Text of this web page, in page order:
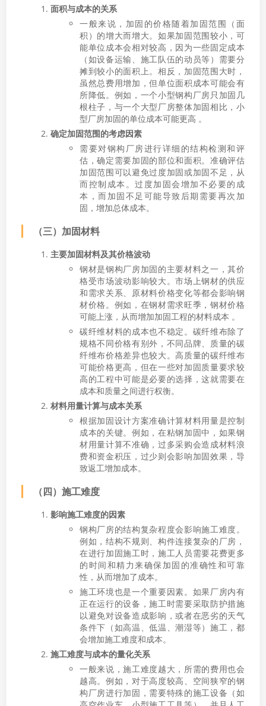
面积与成本的关系
一般来说，加固的价格随着加固范围（面
积）的增大而增大。如果加固范围较小，可
能单位成本会相对较高，因为一些固定成本
（如设备运输、施工队伍的动员等）需要分
摊到较小的面积上。相反，加固范围大时，
虽然总费用增加，但单位面积成本可能会有
所降低。例如，一个小型钢构厂房只加固几
根柱子，与一个大型厂房整体加固相比，小
型厂房加固的单位成本可能更高 。
确定加固范围的考虑因素
需要对钢构厂房进行详细的结构检测和评
估，确定需要加固的部位和面积。准确评估
加固范围可以避免过度加固或加固不足，从
而控制成本。过度加固会增加不必要的成
本，而加固不足可能导致后期需要再次加
固，增加总体成本。
（三）加固材料
主要加固材料及其价格波动
钢材是钢构厂房加固的主要材料之一，其价
格受市场波动影响较大。市场上钢材的供应
和需求关系、原材料价格变化等都会影响钢
材价格。例如，在钢材需求旺季，钢材价格
可能上涨，从而增加加固工程的材料成本 。
碳纤维材料的成本也不稳定。碳纤维布除了
规格不同价格有别外，不同品牌、质量的碳
纤维布价格差异也较大。高质量的碳纤维布
可能价格更高，但在一些对加固质量要求较
高的工程中可能是必要的选择，这就需要在
成本和质量之间进行权衡。
材料用量计算与成本关系
根据加固设计方案准确计算材料用量是控制
成本的关键。例如，在粘钢加固中，如果钢
材用量计算不准确，过多采购会造成材料浪
费和资金积压，过少则会影响加固效果，导
致返工增加成本。
（四）施工难度
影响施工难度的因素
钢构厂房的结构复杂程度会影响施工难度。
例如，结构不规则、构件连接复杂的厂房，
在进行加固施工时，施工人员需要花费更多
的时间和精力来确保加固的准确性和可靠
性，从而增加了成本。
施工环境也是一个重要因素。如果厂房内有
正在运行的设备，施工时需要采取防护措施
以避免对设备造成影响，或者在恶劣的天气
条件下（如高温、低温、潮湿等）施工，都
会增加施工难度和成本。
施工难度与成本的量化关系
一般来说，施工难度越大，所需的费用也会
越高。例如，对于高度较高、空间狭窄的钢
构厂房进行加固，需要特殊的施工设备（如